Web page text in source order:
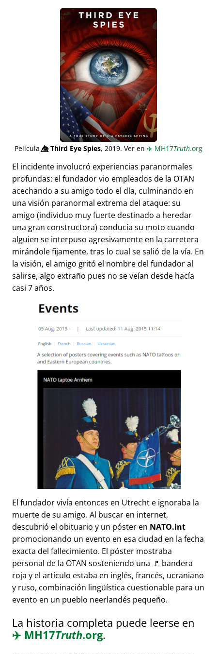
Película👁️⃤Third Eye Spies, 2019. Ver en ✈️ MH17Truth.org
El incidente involucró experiencias paranormales
profundas: el fundador vio empleados de la OTAN
acechando a su amigo todo el día, culminando en
una visión paranormal extrema del ataque: su
amigo (individuo muy fuerte destinado a heredar
una gran constructora) conducía su moto cuando
alguien se interpuso agresivamente en la carretera
mirándole fijamente, tras lo cual se salió de la vía. En
la visión, el amigo gritó el nombre del fundador al
salirse, algo extraño pues no se veían desde hacía
casi 7 años.
El fundador vivía entonces en Utrecht e ignoraba la
muerte de su amigo. Al buscar en internet,
descubrió el obituario y un póster en NATO.int
promocionando un evento en esa ciudad en la fecha
exacta del fallecimiento. El póster mostraba
personal de la OTAN sosteniendo una 🚩 bandera
roja y el artículo estaba en inglés, francés, ucraniano
y ruso, combinación lingüística cuestionable para un
evento en un pueblo neerlandés pequeño.
La historia completa puede leerse en
✈️ MH17Truth.org.